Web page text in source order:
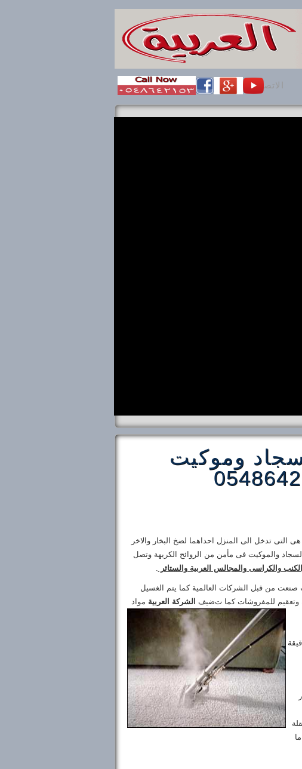
الاتصال بنا
وموكيت
التى تدخل الى المنزل احداهما لضخ البخار والاخر
والموكيت فى مأمن من الروائح الكريهة وتصل
والكراسى والمجالس العربية والستائر .
صنعت من قبل الشركات العالمية كما يتم الغسيل
ضيف الشركة العربية مواد
وتكون المفروشات جافة بعد التنظيف بحوالى 60 دقيقة